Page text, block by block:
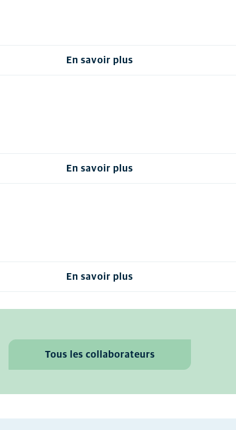
En savoir plus
En savoir plus
En savoir plus
Tous les collaborateurs